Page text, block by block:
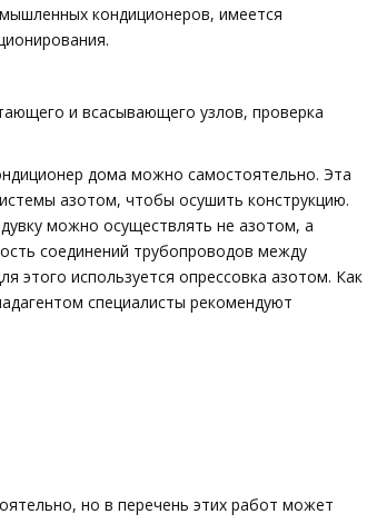
кондиционеров, имеется
и всасывающего узлов, проверка
дома можно самостоятельно. Эта
азотом, чтобы осушить конструкцию.
можно осуществлять не азотом, а
соединений трубопроводов между
этого используется опрессовка азотом. Как
специалисты рекомендуют
но в перечень этих работ может